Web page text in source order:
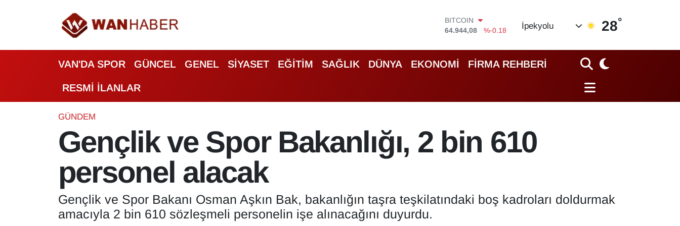
DOLAR
47,7436
%0.18
55,2510
%0.32
STERLİN
BİST100
İpekyolu 28°
VAN'DA SPOR GÜNCEL GENEL SİYASET EĞİTİM SAĞLIK DÜNYA EKONOMİ FİRMA REHBERİ
RESMİ İLANLAR
GÜNDEM
Gençlik ve Spor Bakanlığı, 2 bin 610
personel alacak
Gençlik ve Spor Bakanı Osman Aşkın Bak, bakanlığın taşra teşkilatındaki boş kadroları doldurmak
amacıyla 2 bin 610 sözleşmeli personelin işe alınacağını duyurdu.
ASAYİŞ
BİLİM VE TEKNOLOJİ
Biyografi
Bölge Haberleri
Deprem
Dernekler, Odalar
Van Nöbetçi Eczaneler
Van Hava Durumu
Van Namaz Vakitleri
Van Trafik Yoğunluk Haritası
Süper Lig Puan Durumu ve Fikstür
Tüm Manşetler
Son Dakika Haberleri
Haber Arşivi